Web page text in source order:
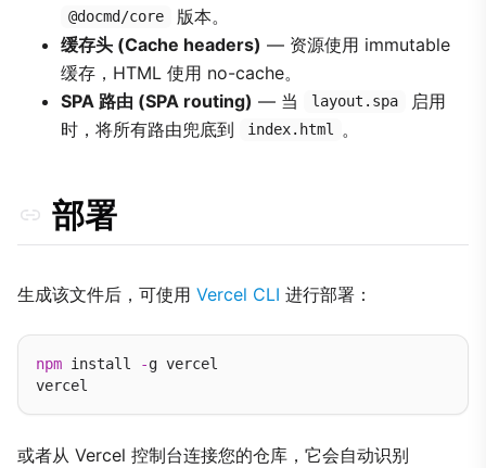
@docmd/core
版本。
缓存头 (Cache headers) — 资源使用 immutable
缓存，HTML 使用 no-cache。
SPA 路由 (SPA routing) — 当 layout.spa
启用
时，将所有路由兜底到
index.html 。
部署
生成该文件后，可使用 Vercel CLI 进行部署：
npm install -g vercel
或者从 Vercel 控制台连接您的仓库，它会自动识别